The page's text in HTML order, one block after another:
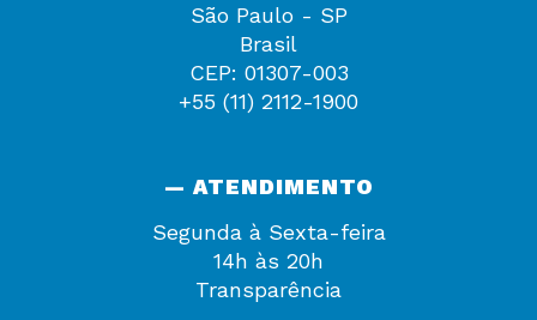
São Paulo - SP
Brasil
CEP: 01307-003
+55 (11) 2112-1900
— ATENDIMENTO
Segunda à Sexta-feira
14h às 20h
Transparência